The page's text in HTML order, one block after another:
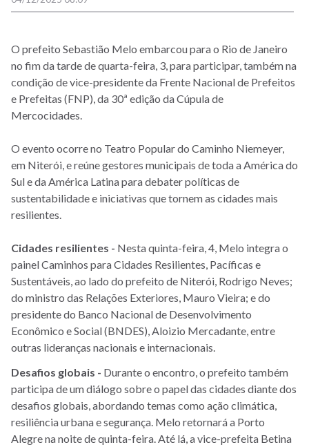
O prefeito Sebastião Melo embarcou para o Rio de Janeiro
no fim da tarde de quarta-feira, 3, para participar, também na
condição de vice-presidente da Frente Nacional de Prefeitos
e Prefeitas (FNP), da 30ª edição da Cúpula de
Mercocidades.
O evento ocorre no Teatro Popular do Caminho Niemeyer,
em Niterói, e reúne gestores municipais de toda a América do
Sul e da América Latina para debater políticas de
sustentabilidade e iniciativas que tornem as cidades mais
resilientes.
Cidades resilientes - Nesta quinta-feira, 4, Melo integra o
painel Caminhos para Cidades Resilientes, Pacíficas e
Sustentáveis, ao lado do prefeito de Niterói, Rodrigo Neves;
do ministro das Relações Exteriores, Mauro Vieira; e do
presidente do Banco Nacional de Desenvolvimento
Econômico e Social (BNDES), Aloizio Mercadante, entre
outras lideranças nacionais e internacionais.
Desafios globais - Durante o encontro, o prefeito também
participa de um diálogo sobre o papel das cidades diante dos
desafios globais, abordando temas como ação climática,
resiliência urbana e segurança. Melo retornará a Porto
Alegre na noite de quinta-feira. Até lá, a vice-prefeita Betina